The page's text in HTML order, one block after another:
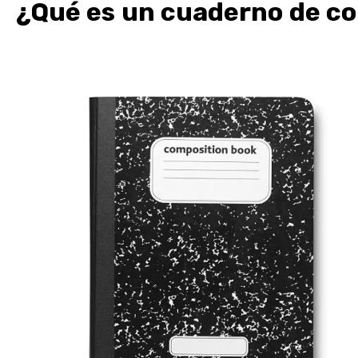
¿Qué es un cuaderno de